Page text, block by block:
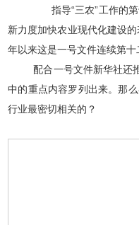
指导“三农”工作的第
新力度加快农业现代化建设
年以来这是一号文件连续第十
配合一号文件新华社还推
中的重点内容罗列出来。那
行业最密切相关的？